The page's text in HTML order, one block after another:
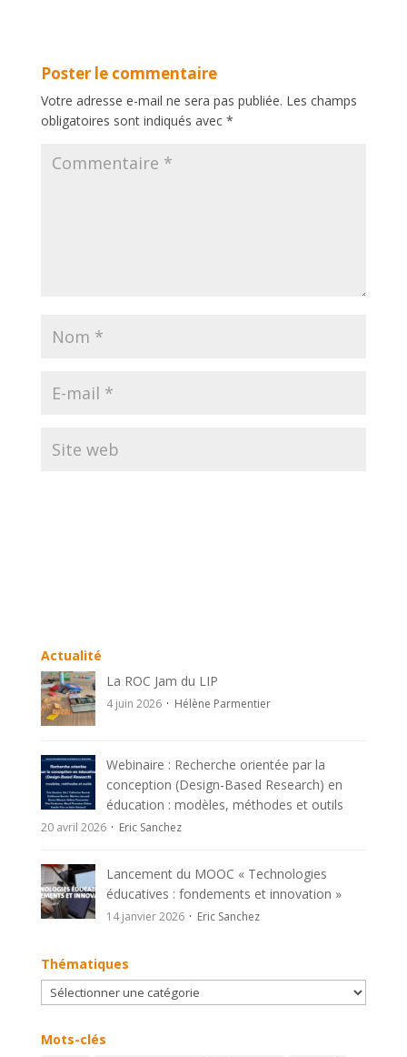
Poster le commentaire
Votre adresse e-mail ne sera pas publiée. Les champs
obligatoires sont indiqués avec *
n
a
t
i
v
e
:
Actualité
La ROC Jam du LIP
4 juin 2026 Hélène Parmentier
Webinaire : Recherche orientée par la
conception (Design-Based Research) en
éducation : modèles, méthodes et outils
20 avril 2026 Eric Sanchez
Lancement du MOOC « Technologies
éducatives : fondements et innovation »
14 janvier 2026 Eric Sanchez
Thématiques
Thématiques
Mots-clés